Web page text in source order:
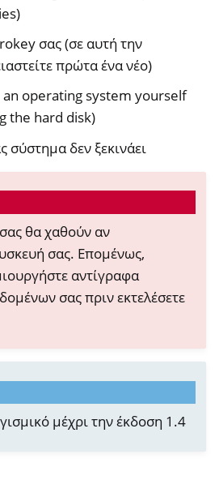
NitroTablet
σας (σε αυτή την
πρώτα ένα νέο)
an operating system yourself
the hard disk)
σύστημα δεν ξεκινάει
θα χαθούν αν
σας. Επομένως,
αντίγραφα
σας πριν εκτελέσετε
μέχρι την έκδοση 1.4